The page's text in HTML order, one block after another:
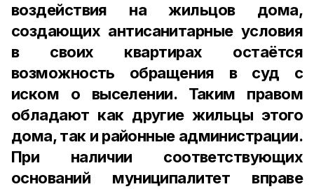
воздействия на жильцов дома,
создающих антисанитарные условия
в своих квартирах остаётся
возможность обращения в суд с
иском о выселении. Таким правом
обладают как другие жильцы этого
дома, так и районные администрации.
При наличии соответствующих
оснований муниципалитет вправе